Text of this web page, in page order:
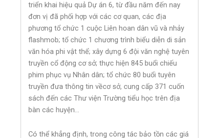
triển khai hiệu quả Dự án 6, từ đầu năm đến nay
đơn vị đã phối hợp với các cơ quan, các địa
phương tổ chức 1 cuộc Liên hoan dân vũ và nhảy
flashmob; tổ chức 1 chương trình biểu diễn di sản
văn hóa phi vật thể; xây dựng 6 đội văn nghệ tuyên
truyền cổ động cơ sở; thực hiện 845 buổi chiếu
phim phục vụ Nhân dân; tổ chức 80 buổi tuyên
truyền đưa thông tin vềcơ sở, cung cấp 371 cuốn
sách đến các Thư viện Trường tiểu học trên địa
bàn các huyện…
Có thể khẳng định, trong công tác bảo tồn các giá